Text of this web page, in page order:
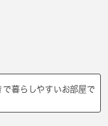
暮らしやすいお部屋で